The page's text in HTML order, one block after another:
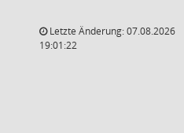
Letzte Änderung: 07.08.2026
19:01:22